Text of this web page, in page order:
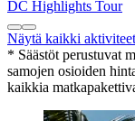
DC Highlights Tour
Näytä kaikki
* Säästöt perustuvat
samojen osioiden
kaikkia